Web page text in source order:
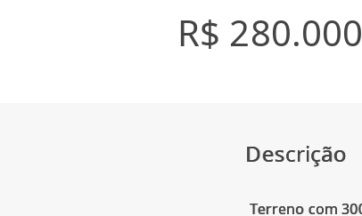
R$ 280.000
Descrição